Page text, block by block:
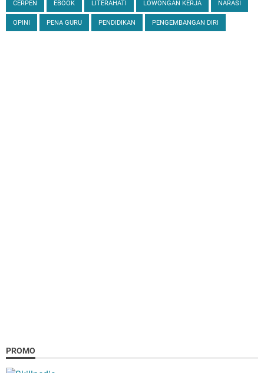
CERPEN EBOOK LITERAHATI LOWONGAN KERJA NARASI
OPINI PENA GURU PENDIDIKAN PENGEMBANGAN DIRI
PROMO